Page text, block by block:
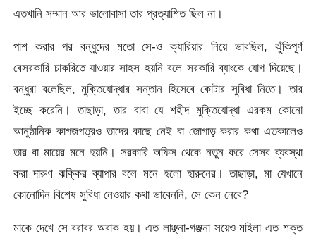
এতখানি সম্মান আর ভালোবাসা তার প্রত্যাশিত ছিল না।
পাশ করার পর বন্ধুদের মতো সে-ও ক্যারিয়ার নিয়ে ভাবছিল, ঝুঁকিপূর্ণ
বেসরকারি চাকরিতে যাওয়ার সাহস হয়নি বলে সরকারি ব্যাংকে যোগ দিয়েছে।
বন্ধুরা বলেছিল, মুক্তিযোদ্ধার সন্তান হিসেবে কোটার সুবিধা নিতে। তার
ইচ্ছে করেনি। তাছাড়া, তার বাবা যে শহীদ মুক্তিযোদ্ধা এরকম কোনো
আনুষ্ঠানিক কাগজপত্রও তাদের কাছে নেই বা জোগাড় করার কথা এতকালেও
তার বা মায়ের মনে হয়নি। সরকারি অফিস থেকে নতুন করে সেসব ব্যবস্থা
করা দারুণ ঝক্কির ব্যাপার বলে মনে হলো হারুনের। তাছাড়া, মা যেখানে
কোনোদিন বিশেষ সুবিধা নেওয়ার কথা ভাবেননি, সে কেন নেবে?
মাকে দেখে সে বরাবর অবাক হয়। এত লাঞ্ছনা-গঞ্জনা সয়েও মহিলা এত শক্ত